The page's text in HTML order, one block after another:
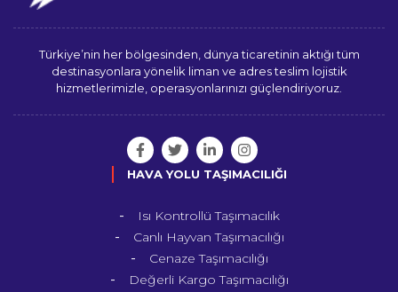
Türkiye’nin her bölgesinden, dünya ticaretinin aktığı tüm
destinasyonlara yönelik liman ve adres teslim lojistik
hizmetlerimizle, operasyonlarınızı güçlendiriyoruz.
HAVA YOLU TAŞIMACILIĞI
Isı Kontrollü Taşımacılık
Canlı Hayvan Taşımacılığı
Cenaze Taşımacılığı
Değerli Kargo Taşımacılığı